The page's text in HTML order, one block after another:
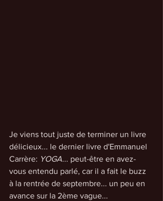
Je viens tout juste de terminer un livre
délicieux... le dernier livre d'Emmanuel
Carrère: YOGA... peut-être en avez-
vous entendu parlé, car il a fait le buzz
à la rentrée de septembre... un peu en
avance sur la 2ème vague...